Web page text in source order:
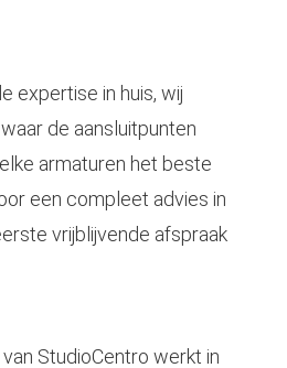
expertise in huis, wij
de aansluitpunten
armaturen het beste
een compleet advies in
vrijblijvende afspraak
StudioCentro werkt in